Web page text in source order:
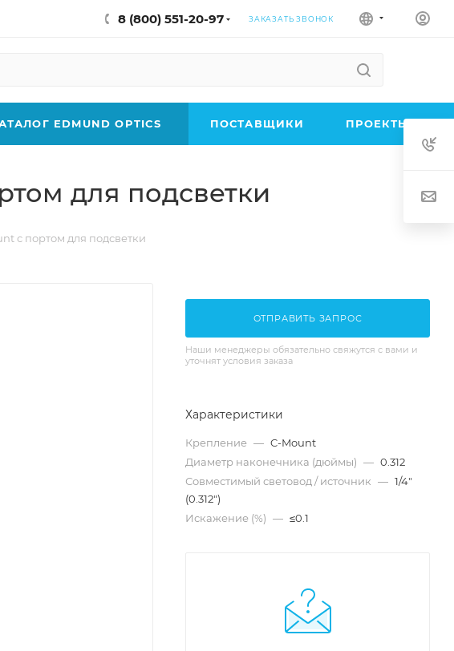
8 (800) 551-20-97 ЗАКАЗАТЬ ЗВОНОК
EDMUND OPTICS ПОСТАВЩИКИ ПРОЕКТЫ
для подсветки
с портом для подсветки
ОТПРАВИТЬ ЗАПРОС
Наши менеджеры обязательно свяжутся с вами и
уточнят условия заказа
Характеристики
Крепление — C-Mount
Диаметр наконечника (дюймы) — 0.312
Совместимый световод / источник — 1/4"
(0.312")
Искажение (%) — ≤0.1